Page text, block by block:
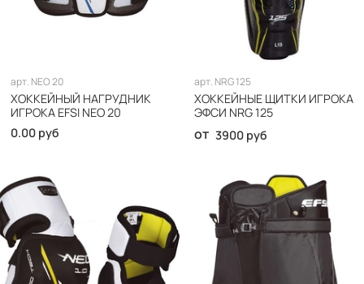
арт. NEO 20
ХОККЕЙНЫЙ НАГРУДНИК
ИГРОКА EFSI NEO 20
0.00 руб
арт. NRG 125
ХОККЕЙНЫЕ ЩИТКИ ИГРОКА
ЭФСИ NRG 125
от 3900 руб